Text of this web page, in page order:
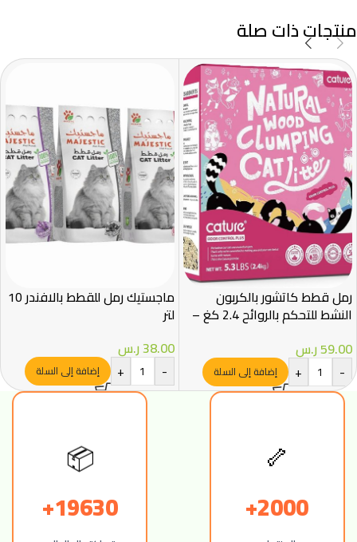
منتجات ذات صلة
رمل قطط كاتشور بالكربون
النشط للتحكم بالروائح 2.4 كغ –
59.00ر.س
-
+ إضافة إلى السلة
ماجستيك رمل للقطط بالافندر 10
لتر
38.00ر.س
-
+ إضافة إلى السلة
🦴
2000+
📦
19630+